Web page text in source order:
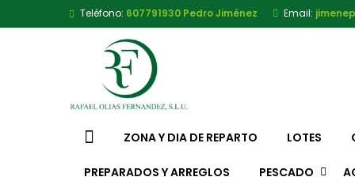
Teléfono: 607791930 Pedro Jiménez Email:
ZONA Y DIA DE REPARTO LOTES
PREPARADOS Y ARREGLOS PESCADO